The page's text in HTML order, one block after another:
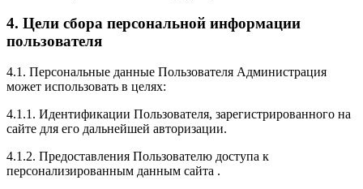
4. Цели сбора персональной информации
пользователя
4.1. Персональные данные Пользователя Администрация
может использовать в целях:
4.1.1. Идентификации Пользователя, зарегистрированного на
сайте для его дальнейшей авторизации.
4.1.2. Предоставления Пользователю доступа к
персонализированным данным сайта .